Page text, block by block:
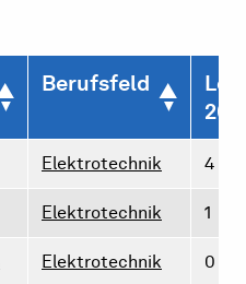
Berufsfeld
Elektrotechnik 4
Elektrotechnik 1
Elektrotechnik 0